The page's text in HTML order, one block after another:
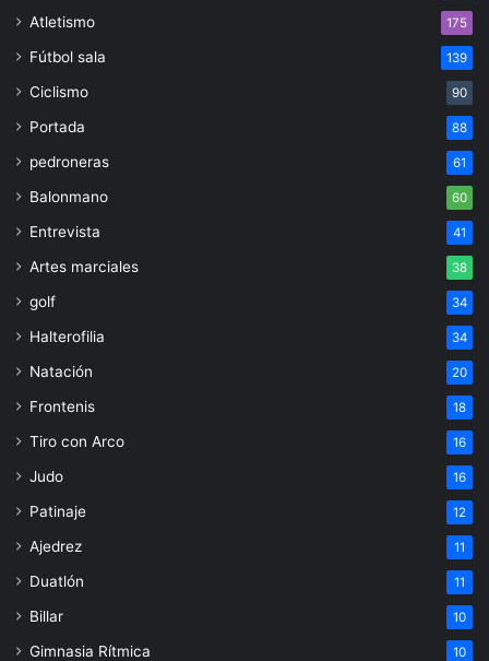
Atletismo 175
Fútbol sala 139
Ciclismo 90
Portada 88
pedroneras 61
Balonmano 60
Entrevista 41
Artes marciales 38
golf 34
Halterofilia 34
Natación 20
Frontenis 18
Tiro con Arco 16
Judo 16
Patinaje 12
Ajedrez 11
Duatlón 11
Billar 10
Gimnasia Rítmica 10